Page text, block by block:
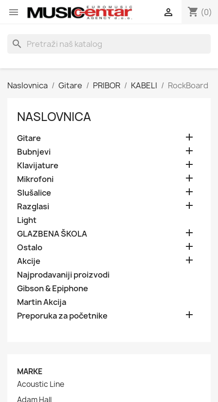
 shopping_cart (0)

search
Naslovnica Gitare PRIBOR KABELI RockBoard
NASLOVNICA
Gitare 
Bubnjevi 
Klavijature 
Mikrofoni 
Slušalice 
Razglasi 
Light
GLAZBENA ŠKOLA

Ostalo 
Akcije 
Najprodavaniji proizvodi
Gibson & Epiphone
Martin Akcija
Preporuka za početnike

MARKE
Acoustic Line
Adam Hall